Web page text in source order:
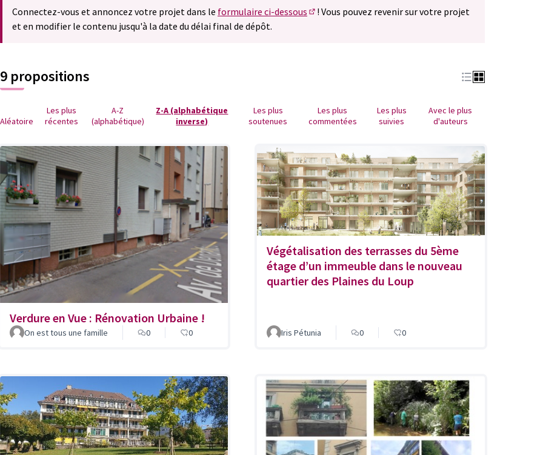
Connectez-vous et annoncez votre projet dans le formulaire ci-dessous
! Vous pouvez revenir sur votre projet
et en modifier le contenu jusqu'à la date du délai final de dépôt.
9 propositions
Aléatoire
Les plus
récentes
A-Z
(alphabétique)
Z-A (alphabétique
inverse)
Les plus
soutenues
Les plus
commentées
Les plus
suivies
Avec le plus
d'auteurs
Verdure en Vue : Rénovation Urbaine !
On est tous une famille 0 0
Végétalisation des terrasses du 5ème
étage d’un immeuble dans le nouveau
quartier des Plaines du Loup
Iris Pétunia 0 0